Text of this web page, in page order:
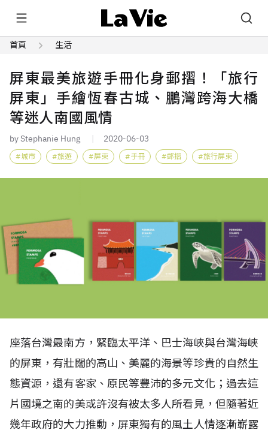
首頁 生活
屏東最美旅遊手冊化身郵摺！「旅行
屏東」手繪恆春古城、鵬灣跨海大橋
等迷人南國風情
by Stephanie Hung 2020-06-03
城市 旅遊 屏東 手冊 郵摺 旅行屏東
座落台灣最南方，緊臨太平洋、巴士海峽與台灣海峽
的屏東，有壯闊的高山、美麗的海景等珍貴的自然生
態資源，還有客家、原民等豐沛的多元文化；過去這
片國境之南的美或許沒有被太多人所看見，但隨著近
幾年政府的大力推動，屏東獨有的風土人情逐漸嶄露